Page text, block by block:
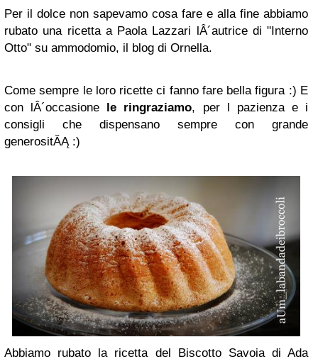
Per il dolce non sapevamo cosa fare e alla fine abbiamo
rubato una ricetta a Paola Lazzari lÂ´autrice di "Interno
Otto" su ammodomio, il blog di Ornella.
Come sempre le loro ricette ci fanno fare bella figura :) E
con lÂ´occasione le ringraziamo, per l pazienza e i
consigli che dispensano sempre con grande
generositĂĄ :)
Abbiamo rubato la ricetta del Biscotto Savoia di Ada